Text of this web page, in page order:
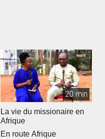
20 min
La vie du missionaire en
Afrique
En route Afrique